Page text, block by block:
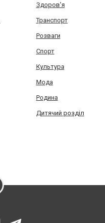
Здоров'я
Транспорт
Розваги
Спорт
Культура
Мода
Родина
Дитячий розділ